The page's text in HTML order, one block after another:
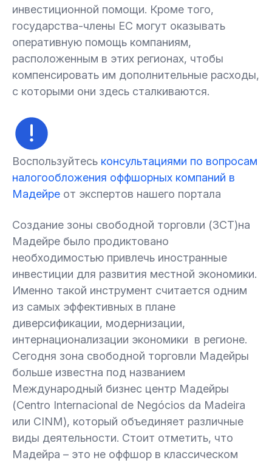
инвестиционной помощи. Кроме того,
государства-члены ЕС могут оказывать
оперативную помощь компаниям,
расположенным в этих регионах, чтобы
компенсировать им дополнительные расходы,
с которыми они здесь сталкиваются.
Воспользуйтесь консультациями по вопросам
налогообложения оффшорных компаний в
Мадейре от экспертов нашего портала
Создание зоны свободной торговли (ЗСТ)на
Мадейре было продиктовано
необходимостью привлечь иностранные
инвестиции для развития местной экономики.
Именно такой инструмент считается одним
из самых эффективных в плане
диверсификации, модернизации,
интернационализации экономики в регионе.
Сегодня зона свободной торговли Мадейры
больше известна под названием
Международный бизнес центр Мадейры
(Centro Internacional de Negócios da Madeira
или CINM), который объединяет различные
виды деятельности. Стоит отметить, что
Мадейра – это не оффшор в классическом